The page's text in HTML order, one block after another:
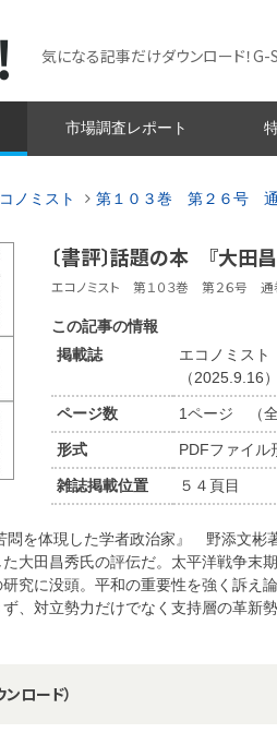
気になる記事だけダウンロード！G-
市場調査レポート
ノミスト 第１０３巻 第２６号 通
〔書評〕話題の本 『大
エコノミスト 第１０３巻 第２６号 通
この記事の情報
掲載誌
エコノミス
（2025.9.16）
ページ数 1ページ （全
形式 PDFファイル
雑誌掲載位置 ５４頁目
を体現した学者政治家』 野添文
大田昌秀氏の評伝だ。太平洋戦争末
究に没頭。平和の重要性を強く訴え
、対立勢力だけでなく支持層の革新
ロード）